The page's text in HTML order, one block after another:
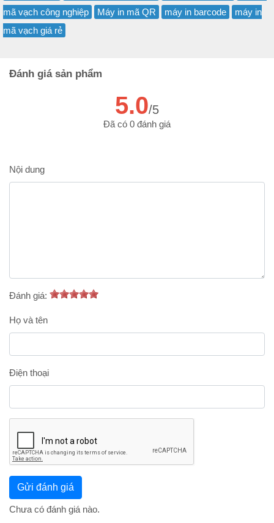
mã vạch công nghiệp
Máy in mã QR máy in barcode
máy in
mã vạch giá rẻ
Đánh giá sản phẩm
5.0/5
Đã có 0 đánh giá
Nội dung
Đánh giá:
Họ và tên
Điện thoại
Chưa có đánh giá nào.